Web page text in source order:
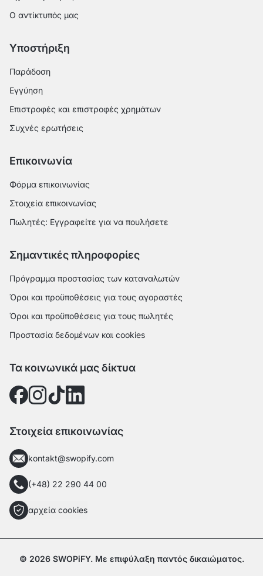
Ο αντίκτυπός μας
Υποστήριξη
Παράδοση
Εγγύηση
Επιστροφές και επιστροφές χρημάτων
Συχνές ερωτήσεις
Επικοινωνία
Φόρμα επικοινωνίας
Στοιχεία επικοινωνίας
Πωλητές: Εγγραφείτε για να πουλήσετε
Σημαντικές πληροφορίες
Πρόγραμμα προστασίας των καταναλωτών
Όροι και προϋποθέσεις για τους αγοραστές
Όροι και προϋποθέσεις για τους πωλητές
Προστασία δεδομένων και cookies
Τα κοινωνικά μας δίκτυα
Στοιχεία επικοινωνίας
kontakt@swopify.com
(+48) 22 290 44 00
αρχεία cookies
© 2026 SWOPiFY. Με επιφύλαξη παντός δικαιώματος.